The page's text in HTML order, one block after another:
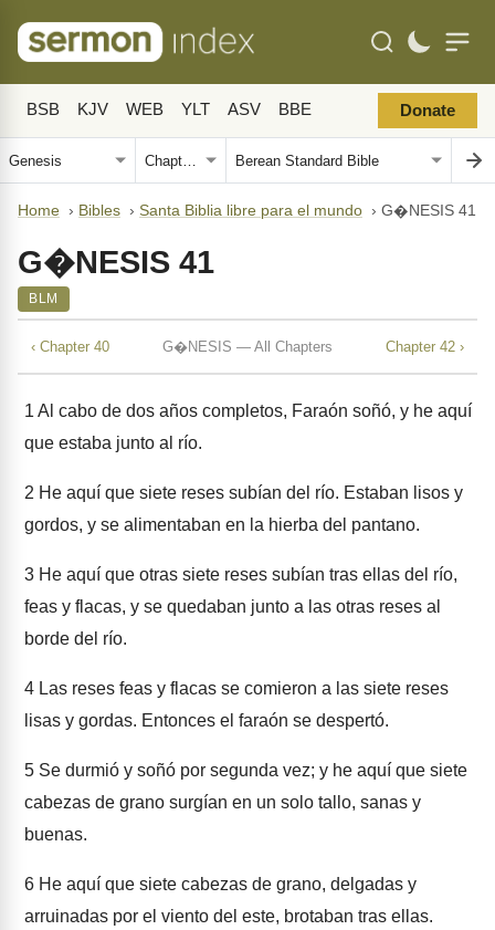
BSB KJV WEB YLT ASV BBE Donate
Home › Bibles › Santa Biblia libre para el mundo › G�NESIS 41
G�NESIS 41
BLM
‹ Chapter 40 G�NESIS — All Chapters Chapter 42 ›
1 Al cabo de dos años completos, Faraón soñó, y he aquí
que estaba junto al río.
2 He aquí que siete reses subían del río. Estaban lisos y
gordos, y se alimentaban en la hierba del pantano.
3 He aquí que otras siete reses subían tras ellas del río,
feas y flacas, y se quedaban junto a las otras reses al
borde del río.
4 Las reses feas y flacas se comieron a las siete reses
lisas y gordas. Entonces el faraón se despertó.
5 Se durmió y soñó por segunda vez; y he aquí que siete
cabezas de grano surgían en un solo tallo, sanas y
buenas.
6 He aquí que siete cabezas de grano, delgadas y
arruinadas por el viento del este, brotaban tras ellas.